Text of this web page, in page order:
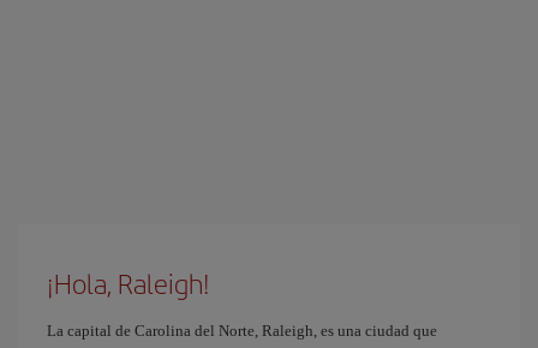
¡Hola, Raleigh!
La capital de Carolina del Norte, Raleigh, es una ciudad que